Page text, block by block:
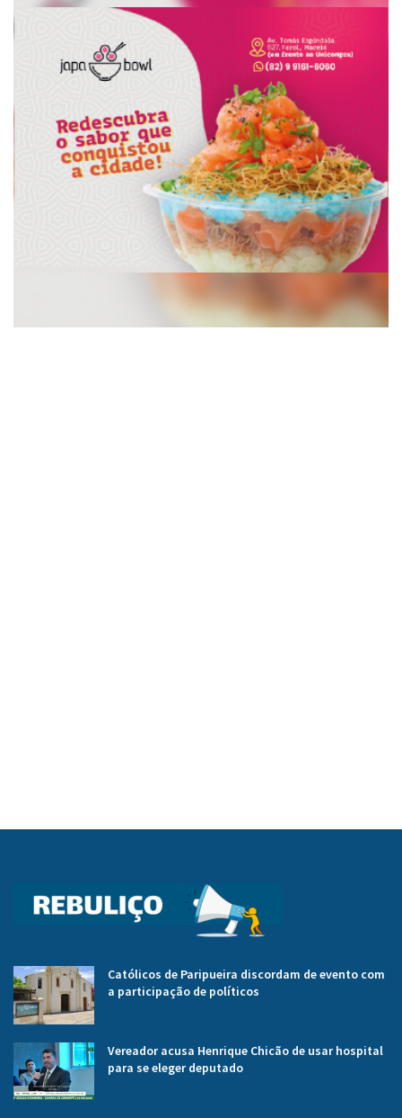
Católicos de Paripueira discordam de evento com
a participação de políticos
Vereador acusa Henrique Chicão de usar hospital
para se eleger deputado